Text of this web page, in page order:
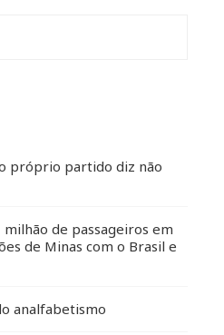
próprio partido diz não
de passageiros em
de Minas com o Brasil e
analfabetismo